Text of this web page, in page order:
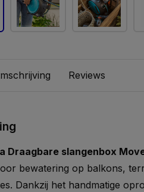
Reviews
Draagbare slangenbox
bewatering op balkons,
Dankzij het handmatige